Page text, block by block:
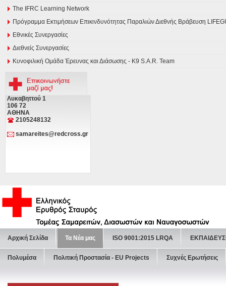
The IFRC Learning Network
Πρόγραμμα Εκτιμήσεων Επικινδυνότητας Παραλιών Διεθνής Βράβευση
Εθνικές Συνεργασίες
Διεθνείς Συνεργασίες
Κυνοφιλική Ομάδα Έρευνας και Διάσωσης - Κ9 S.A.R. Team
Λυκαβηττού 1
106 72
ΑΘΗΝΑ
2105248132
samareites@redcross.gr
Αρχική Σελίδα Τα Νέα μας ISO 9001:2015 LRQA
Πολυμέσα Πολιτική Προστασία - ΕU Projects Συχνές Ερωτήσεις